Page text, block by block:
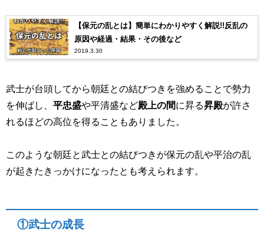
【保元の乱とは】簡単にわかりやすく解説!!反乱の
原因や経過・結果・その後など
2019.3.30
武士が台頭してから朝廷との結びつきを強めることで勢力
を伸ばし、 平忠盛や平清盛など殿上の間に昇る昇殿が許さ
れるほどの高位を得ることもありました。
このような朝廷と武士との結びつきが保元の乱や平治の乱
が起きたきっかけになったとも考えられます。
①武士の成長